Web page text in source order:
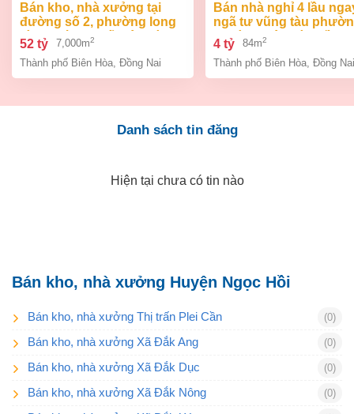
bán kho, nhà xưởng tại
đường số 2, phường long
bình, thành phố biên hòa,
đồng nai giá 52 tỷ
52 tỷ 7,000m2
Thành phố Biên Hòa Đồng Nai
bán nhà nghỉ 4 lầu ngay
ngã tư vũng tàu
an bình biên hòa đồng
giá chỉ 4 tỷ
4 tỷ 84m2
Thành phố Biên Hòa Đồng Nai
Danh sách tin đăng
Hiện tại chưa có tin nào
Bán kho, nhà xưởng Huyện Ngọc Hồi
Bán kho, nhà xưởng Thị trấn Plei Cần (0)
Bán kho, nhà xưởng Xã Đắk Ang (0)
Bán kho, nhà xưởng Xã Đắk Dục (0)
Bán kho, nhà xưởng Xã Đắk Nông (0)